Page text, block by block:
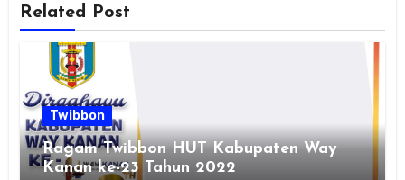
Related Post
Twibbon
Ragam Twibbon HUT Kabupaten Way
Kanan ke-23 Tahun 2022